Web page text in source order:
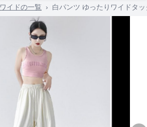
ワイドの一覧 › 白パンツ ゆったりワイドタ